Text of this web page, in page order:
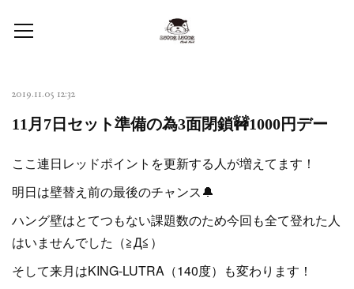
2019.11.05 12:32
11月7日セット準備の為3面閉鎖🚧1000円デー
ここ連日レッドポイントを更新する人が増えてます！
明日は壁替え前の最後のチャンス🔔
ハング壁はとてつもない課題数のため今回も全て登れた人
はいませんでした（≧Д≦）
そして来月はKING-LUTRA（140度）も変わります！